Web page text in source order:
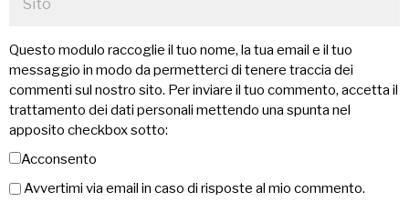
Questo modulo raccoglie il tuo nome, la tua email e il tuo
messaggio in modo da permetterci di tenere traccia dei
commenti sul nostro sito. Per inviare il tuo commento, accetta il
trattamento dei dati personali mettendo una spunta nel
apposito checkbox sotto:
Acconsento
Avvertimi via email in caso di risposte al mio commento.